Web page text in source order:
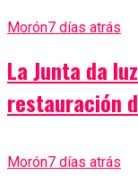
Morón7 días atrás
La Junta da
restauración
Morón7 días atrás